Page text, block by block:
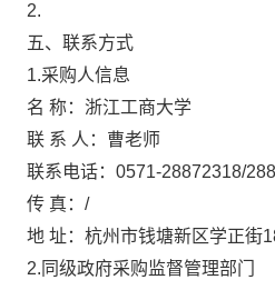
2.
五、联系方式
1.采购人信息
名 称： 浙江工商大学
联 系 人： 曹老师
联系电话： 0571-28872318/
传 真： /
地 址： 杭州市钱塘新区学正街
2.同级政府采购监督管理部门